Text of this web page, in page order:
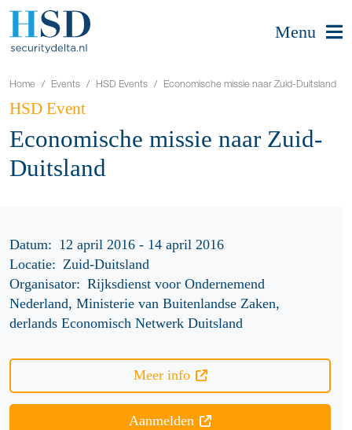
Menu
Home Events HSD Events Economische missie naar Zuid-Duitsland
HSD Event
Economische missie naar Zuid-
Duitsland
Datum: 12 april 2016 - 14 april 2016
Locatie: Zuid-Duitsland
Organisator: Rijksdienst voor Ondernemend
Nederland, Ministerie van Buitenlandse Zaken,
derlands Economisch Netwerk Duitsland
Meer info
Aanmelden